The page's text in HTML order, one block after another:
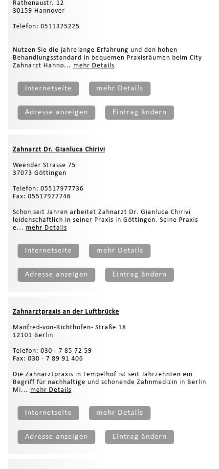
Rathenaustr. 12
30159 Hannover
Telefon: 0511325225
Nutzen Sie die jahrelange Erfahrung und den hohen
Behandlungsstandard in bequemen Praxisräumen beim City
Zahnarzt Hanno... mehr Details
Internetseite mehr Details
Adresse anzeigen Eintrag ändern
Zahnarzt Dr. Gianluca Chirivi
Weender Strasse 75
37073 Göttingen
Telefon: 05517977736
Fax: 05517977746
Schon seit Jahren arbeitet Zahnarzt Dr. Gianluca Chirivi
leidenschaftlich in seiner Praxis in Göttingen. Seine Praxis
e... mehr Details
Internetseite mehr Details
Adresse anzeigen Eintrag ändern
Zahnarztpraxis an der Luftbrücke
Manfred-von-Richthofen- Straße 18
12101 Berlin
Telefon: 030 - 7 85 72 59
Fax: 030 - 7 89 91 406
Die Zahnarztpraxis in Tempelhof ist seit Jahrzehnten ein
Begriff für nachhaltige und schonende Zahnmedizin in Berlin
Mi... mehr Details
Internetseite mehr Details
Adresse anzeigen Eintrag ändern